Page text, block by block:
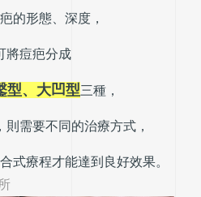
的形態、深度，
將痘疤分成
型、大凹型三種，
需要不同的治療方式，
式療程才能達到良好效果。